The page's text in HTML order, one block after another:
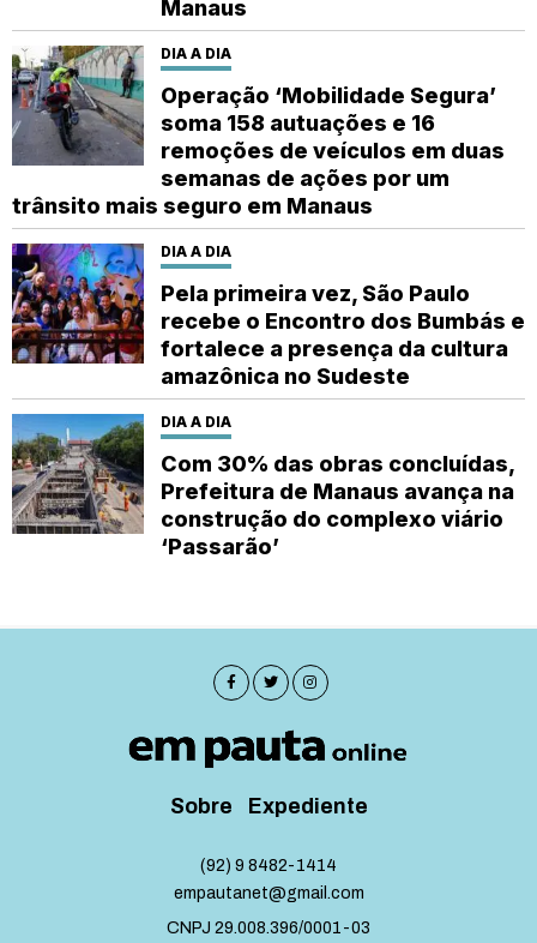
DIA A DIA
Guarda Municipal prende dupla
suspeita de furtos em estações
de ônibus na zona Centro-Sul de
Manaus
DIA A DIA
Operação ‘Mobilidade Segura’
soma 158 autuações e 16
remoções de veículos em duas
semanas de ações por um
trânsito mais seguro em Manaus
DIA A DIA
Pela primeira vez, São Paulo
recebe o Encontro dos Bumbás e
fortalece a presença da cultura
amazônica no Sudeste
DIA A DIA
Prefeitura de Manaus avança na
‘Passarão’